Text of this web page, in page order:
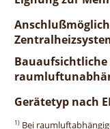
Bauaufsichtliche
Gerätetyp nach
1) Bei